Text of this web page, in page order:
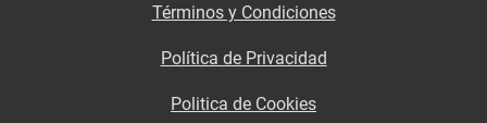
Términos y Condiciones
Política de Privacidad
Politica de Cookies